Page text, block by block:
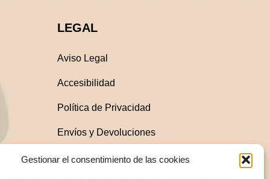
Gestionar el consentimiento de las cookies
LEGAL
Aviso Legal
Accesibilidad
Política de Privacidad
Envíos y Devoluciones
Condiciones generales
de compra